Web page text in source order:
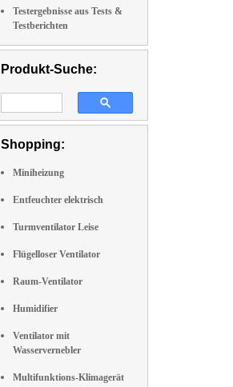
Testergebnisse aus Tests &
Testberichten
Produkt-Suche:
Shopping:
Miniheizung
Entfeuchter elektrisch
Turmventilator Leise
Flügelloser Ventilator
Raum-Ventilator
Humidifier
Ventilator mit
Wasservernebler
Multifunktions-Klimagerät